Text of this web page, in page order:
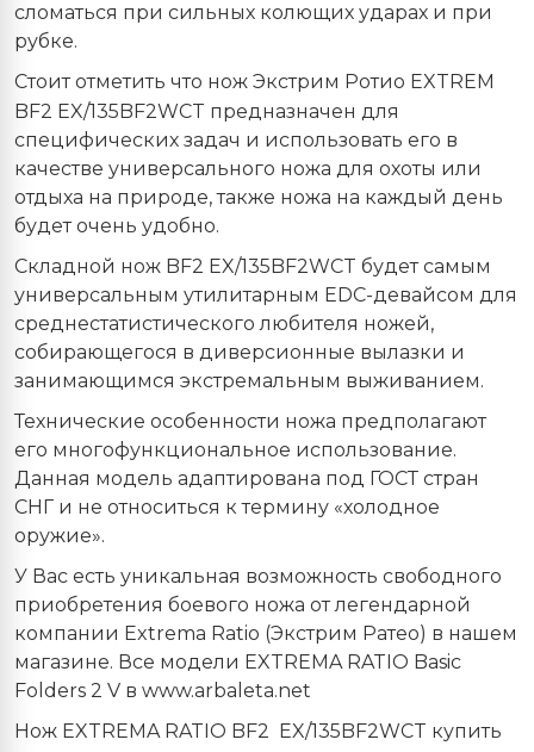
сломаться при сильных колющих ударах и при
рубке.
Стоит отметить что нож Экстрим Ротио EXTREM
BF2 EX/135BF2WCT предназначен для
специфических задач и использовать его в
качестве универсального ножа для охоты или
отдыха на природе, также ножа на каждый день
будет очень удобно.
Складной нож BF2 EX/135BF2WCT будет самым
универсальным утилитарным EDC-девайсом для
среднестатистического любителя ножей,
собирающегося в диверсионные вылазки и
занимающимся экстремальным выживанием.
Технические особенности ножа предполагают
его многофункциональное использование.
Данная модель адаптирована под ГОСТ стран
СНГ и не относиться к термину «холодное
оружие».
У Вас есть уникальная возможность свободного
приобретения боевого ножа от легендарной
компании Extrema Ratio (Экстрим Ратео) в нашем
магазине. Все модели EXTREMA RATIO Basic
Folders 2 V в www.arbaleta.net
Нож EXTREMA RATIO BF2
EX/135 BF2WCT купить